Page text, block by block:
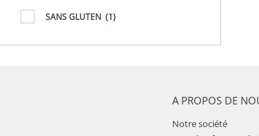
SANS GLUTEN (1)
SANS GRAINES DE SÉSAME(3)
A PROPOS DE
Notre société